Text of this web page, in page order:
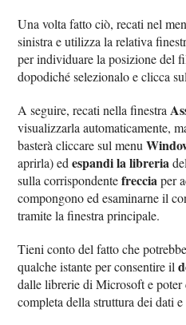
Una volta fatto ciò, recati nel
sinistra e utilizza la relativa
per individuare la posizione del
dopodiché selezionalo e clicca
A seguire, recati nella finestra
visualizzarla automaticamente,
basterà cliccare sul menu
aprirla) edespandi la libreria
sulla corrispondentefrecciaper
compongono ed esaminarne il
tramite la finestra principale.
Tieni conto del fatto che
qualche istante per consentire il
dalle librerie di Microsoft e poter
completa della struttura dei dati